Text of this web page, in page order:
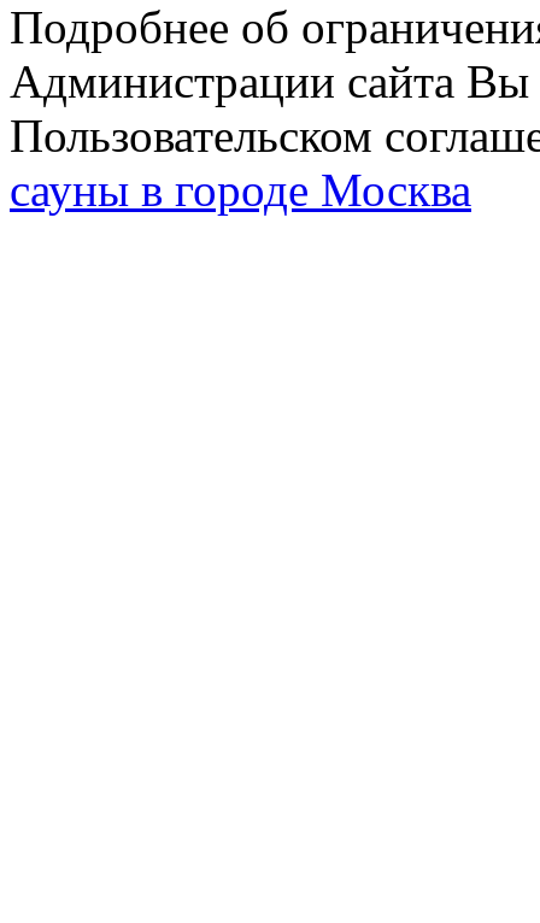
Подробнее об
Администрации сайта Вы
Пользовательском
сауны в городе Москва